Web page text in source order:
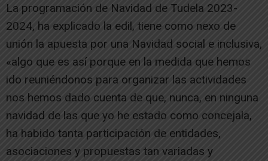
La programación de Navidad de Tudela 2023-
2024, ha explicado la edil, tiene como nexo de
unión la apuesta por una Navidad social e inclusiva,
«algo que es así porque en la medida que hemos
ido reuniéndonos para organizar las actividades
nos hemos dado cuenta de que, nunca, en ninguna
navidad de las que yo he estado como concejala,
ha habido tanta participación de entidades,
asociaciones y propuestas tan variadas y